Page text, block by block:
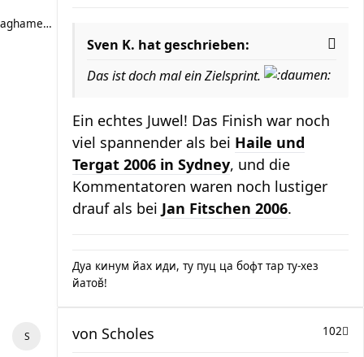
aghamemnun
Sven K. hat geschrieben:
Das ist doch mal ein Zielsprint.
Ein echtes Juwel! Das Finish war noch
viel spannender als bei Haile und
Tergat 2006 in Sydney, und die
Kommentatoren waren noch lustiger
drauf als bei Jan Fitschen 2006.
Дуа кинум йах иди, ту пуц ца бофт тар ту-хез
йатов̌!
102
von Scholes